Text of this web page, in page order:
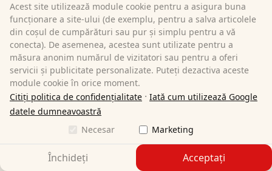
Sunteți și dumneavoastră printre persoanele care se
trezesc dimineața cu dureri musculare, de gât sau de
spate? Care se chinuie să treacă peste zi pentru că
noaptea nu au putut dormi și corpul lor nu s-a odihnit
suficient? Sau doriți pur și simplu să dormiți într-un
mod extrem de confortabil, pentru a vă bucura la
maximum de odihna nocturnă? Atunci o pernă Visco
este exact ceea ce aveți nevoie.
Indiferent dacă dormiți pe o parte, pe spate sau pe
burtă, o pernă viscoelastică pentru susținerea gâtului
Acest site utilizează module cookie pentru a asigura buna
funcționare a site-ului (de exemplu, pentru a salva articolele
din coșul de cumpărături sau pur și simplu pentru a vă
conecta). De asemenea, acestea sunt utilizate pentru a
măsura anonim numărul de vizitatori sau pentru a oferi
servicii și publicitate personalizate. Puteți dezactiva aceste
module cookie în orice moment.
Citiți politica de confidențialitate · Iată cum utilizează Google
datele dumneavoastră
Necesar
Marketing
Închideți Acceptați